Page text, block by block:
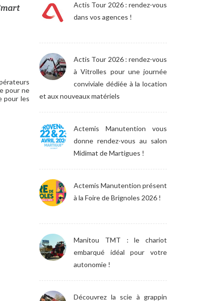
pour ne
pour les
Actis Tour 2026 : rendez-vous
dans vos agences !
Actis Tour 2026 : rendez-vous
à Vitrolles pour une journée
conviviale dédiée à la location
et aux nouveaux matériels
Actemis Manutention vous
donne rendez-vous au salon
Midimat de Martigues !
Actemis Manutention présent
à la Foire de Brignoles 2026 !
Manitou TMT : le chariot
embarqué idéal pour votre
autonomie !
Découvrez la scie à grappin